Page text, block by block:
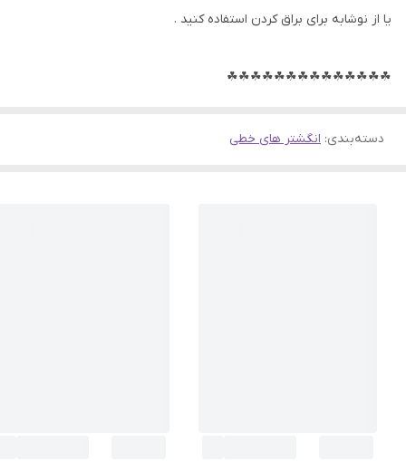
یا از نوشابه برای براق کردن استفاده کنید .
☘☘☘☘☘☘☘☘☘☘☘☘☘☘
دسته‌بندی: انگشتر های خطی